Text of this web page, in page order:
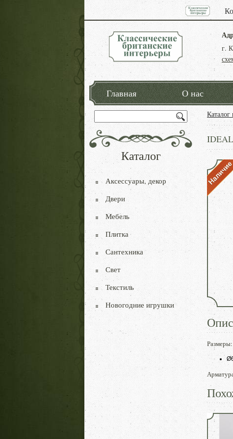
г.
Главная О нас
Каталог
Размеры:
Каталог
Аксессуары, декор
Двери
Мебель
Плитка
Сантехника
Свет
Текстиль
Новогодние игрушки